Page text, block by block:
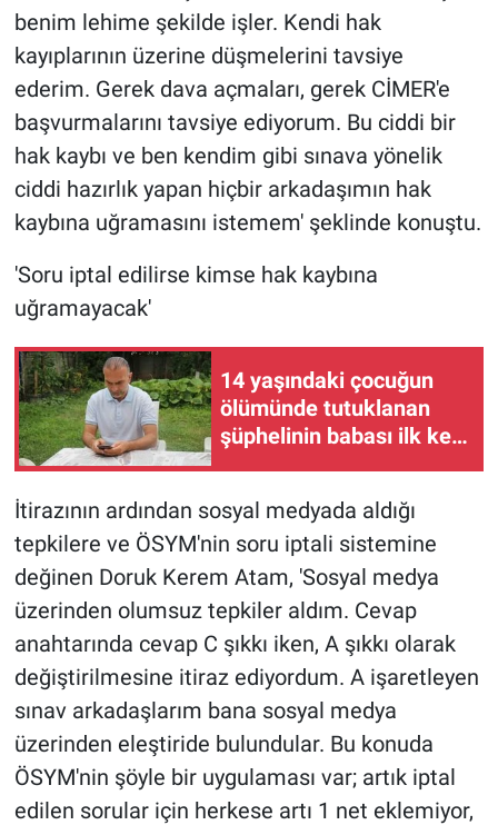
benim lehime şekilde işler. Kendi hak
kayıplarının üzerine düşmelerini tavsiye
ederim. Gerek dava açmaları, gerek CİMER'e
başvurmalarını tavsiye ediyorum. Bu ciddi bir
hak kaybı ve ben kendim gibi sınava yönelik
ciddi hazırlık yapan hiçbir arkadaşımın hak
kaybına uğramasını istemem' şeklinde konuştu.
'Soru iptal edilirse kimse hak kaybına
uğramayacak'
14 yaşındaki çocuğun
ölümünde tutuklanan
şüphelinin babası ilk kez
İtirazının ardından sosyal medyada aldığı
tepkilere ve ÖSYM'nin soru iptali sistemine
değinen Doruk Kerem Atam, 'Sosyal medya
üzerinden olumsuz tepkiler aldım. Cevap
anahtarında cevap C şıkkı iken, A şıkkı olarak
değiştirilmesine itiraz ediyordum. A işaretleyen
sınav arkadaşlarım bana sosyal medya
üzerinden eleştiride bulundular. Bu konuda
ÖSYM'nin şöyle bir uygulaması var; artık iptal
edilen sorular için herkese artı 1 net eklemiyor,